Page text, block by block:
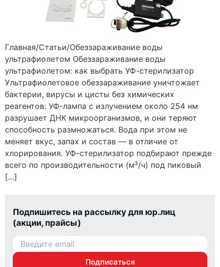
Главная/Статьи/Обеззараживание воды
ультрафиолетом Обеззараживание воды
ультрафиолетом: как выбрать УФ-стерилизатор
Ультрафиолетовое обеззараживание уничтожает
бактерии, вирусы и цисты без химических
реагентов: УФ-лампа с излучением около 254 нм
разрушает ДНК микроорганизмов, и они теряют
способность размножаться. Вода при этом не
меняет вкус, запах и состав — в отличие от
хлорирования. УФ-стерилизатор подбирают прежде
всего по производительности (м³/ч) под пиковый
[…]
Подпишитесь на рассылку для юр.лиц
(акции, прайсы)
Подписаться